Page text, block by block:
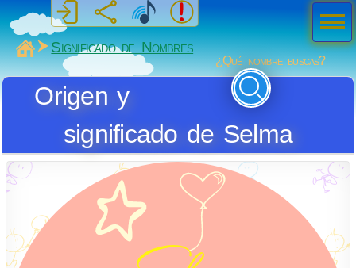
MiSabueso
Significado de Nombres
¿Qué nombre buscas?
Origen y
significado de Selma
Men
ú